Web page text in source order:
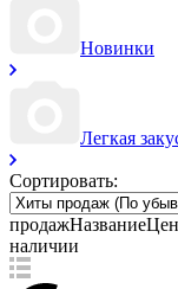
Новинки
Легкая
Сортировать:
продажНазвание
наличии